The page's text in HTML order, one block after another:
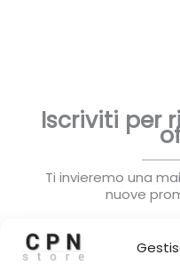
Iscriviti per
Ti invieremo una
nuove